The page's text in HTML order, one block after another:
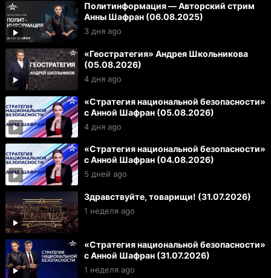
Политинформация — Авторский стрим
Анны Шафран (06.08.2025)
3 дня ago
«Геостратегия» Андрея Школьникова
(05.08.2026)
4 дня ago
«Стратегия национальной безопасности»
с Анной Шафран (05.08.2026)
4 дня ago
«Стратегия национальной безопасности»
с Анной Шафран (04.08.2026)
5 дней ago
Здравствуйте, товарищи! (31.07.2026)
1 неделя ago
«Стратегия национальной безопасности»
с Анной Шафран (31.07.2026)
1 неделя ago